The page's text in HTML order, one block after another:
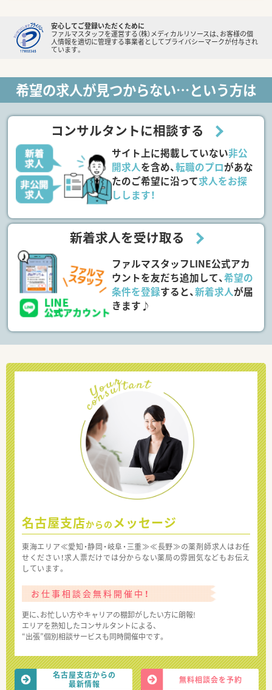
安心してご登録いただくために
ファルマスタッフを運営する（株）メディカルリソースは、お客様の個
人情報を適切に管理する事業者としてプライバシーマークが付与され
ています。
希望の求人が見つからない…という方は
コンサルタントに相談する
サイト上に掲載していない非公
開求人を含め、転職のプロがあな
たのご希望に沿って求人をお探
しします！
新着求人を受け取る
ファルマスタッフLINE公式アカ
ウントを友だち追加して、希望の
条件を登録すると、新着求人が届
きます♪
名古屋支店からの メッセージ
東海エリア≪愛知・静岡・岐阜・三重≫≪長野≫の薬剤師求人はお任
せください！求人票だけでは分からない薬局の雰囲気などもお伝え
しています。
お仕事相談会無料開催中！
更に、お忙しい方やキャリアの棚卸がしたい方に朗報!
エリアを熟知したコンサルタントによる、
“出張”個別相談サービスも同時開催中です。
名古屋支店からの
最新情報
無料相談会を予約